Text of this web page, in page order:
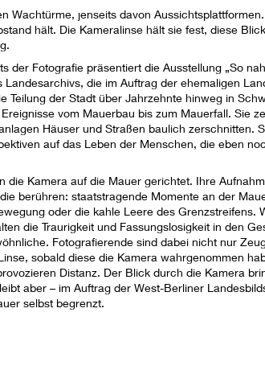
Wachtürme, jenseits davon
hält. Die Kameralinse hält sie fest, diese
der Fotografie präsentiert die Ausstellung „So
die im Auftrag der ehemaligen
Teilung der Stadt über Jahrzehnte hinweg in
vom Mauerbau bis zum Mauerfall. Sie
Häuser und Straßen baulich zerschnitten.
auf das Leben der Menschen, die eben
die Kamera auf die Mauer gerichtet. Ihre
berühren: staatstragende Momente an der
oder die kahle Leere des Grenzstreifens.
die Traurigkeit und Fassungslosigkeit in den
Fotografierende sind dabei nicht nur
sobald diese die Kamera wahrgenommen
Distanz. Der Blick durch die Kamera
aber – im Auftrag der West-Berliner
selbst begrenzt.